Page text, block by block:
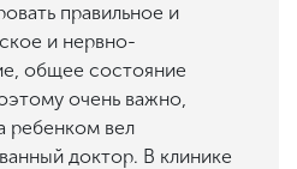
правильное и
и нервно-
общее состояние
очень важно,
ребенком вел
доктор. В клинике